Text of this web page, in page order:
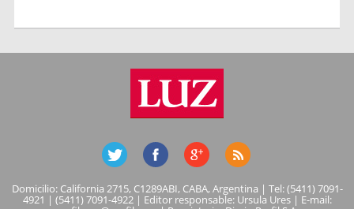
Domicilio: California 2715, C1289ABI, CABA, Argentina | Tel: (5411) 7091-
4921 | (5411) 7091-4922 | Editor responsable: Ursula Ures | E-mail: